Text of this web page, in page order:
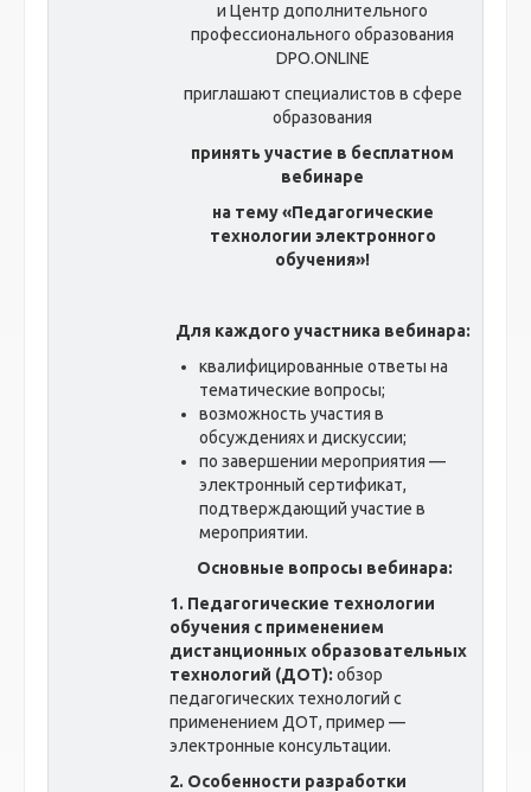
и Центр дополнительного
профессионального образования
DPO.ONLINE
приглашают специалистов в сфере
образования
принять участие в бесплатном
вебинаре
на тему «Педагогические
технологии электронного
обучения»!
Для каждого участника вебинара:
квалифицированные ответы на
тематические вопросы;
возможность участия в
обсуждениях и дискуссии;
по завершении мероприятия —
электронный сертификат,
подтверждающий участие в
мероприятии.
Основные вопросы вебинара:
1. Педагогические технологии
обучения с применением
дистанционных образовательных
технологий (ДОТ): обзор
педагогических технологий с
применением ДОТ, пример —
электронные консультации.
2. Особенности разработки